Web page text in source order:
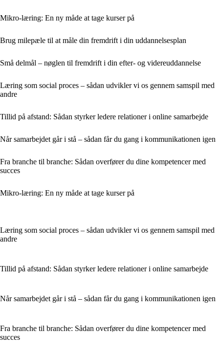
Mikro-læring: En ny måde at tage kurser på
Brug milepæle til at måle din fremdrift i din uddannelsesplan
Små delmål – nøglen til fremdrift i din efter- og videreuddannelse
Læring som social proces – sådan udvikler vi os gennem samspil med
andre
Tillid på afstand: Sådan styrker ledere relationer i online samarbejde
Når samarbejdet går i stå – sådan får du gang i kommunikationen igen
Fra branche til branche: Sådan overfører du dine kompetencer med
succes
Mikro-læring: En ny måde at tage kurser på
Læring som social proces – sådan udvikler vi os gennem samspil med
andre
Tillid på afstand: Sådan styrker ledere relationer i online samarbejde
Når samarbejdet går i stå – sådan får du gang i kommunikationen igen
Fra branche til branche: Sådan overfører du dine kompetencer med
succes